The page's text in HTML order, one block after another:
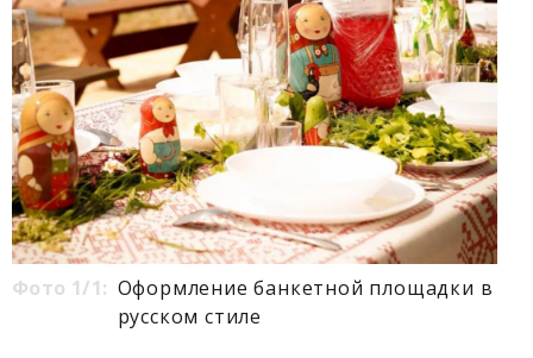
Фото 1/1: Оформление банкетной площадки в
русском стиле